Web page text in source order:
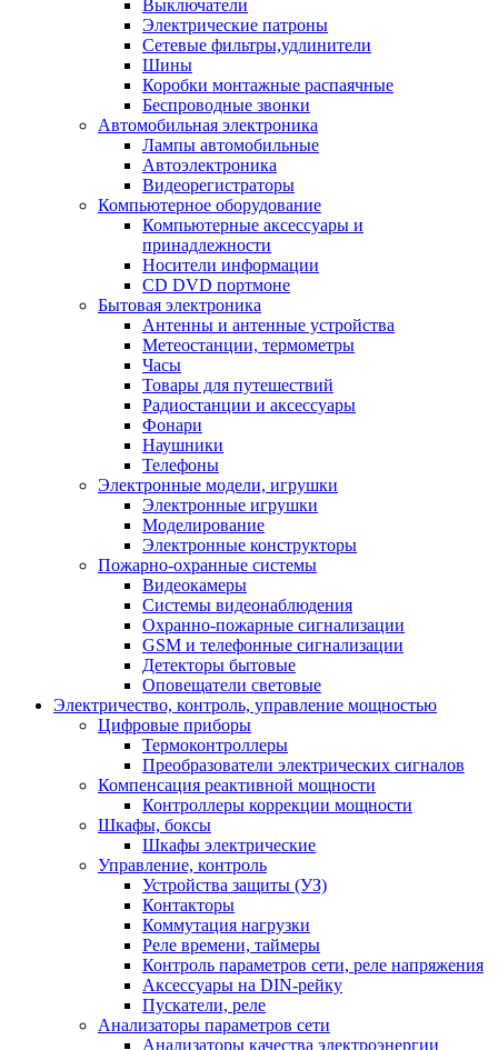
Выключатели
Электрические патроны
Сетевые фильтры,удлинители
Шины
Коробки монтажные распаячные
Беспроводные звонки
Автомобильная электроника
Лампы автомобильные
Автоэлектроника
Видеорегистраторы
Компьютерное оборудование
Компьютерные аксессуары и
принадлежности
Носители информации
CD DVD портмоне
Бытовая электроника
Антенны и антенные устройства
Метеостанции, термометры
Часы
Товары для путешествий
Радиостанции и аксессуары
Фонари
Наушники
Телефоны
Электронные модели, игрушки
Электронные игрушки
Моделирование
Электронные конструкторы
Пожарно-охранные системы
Видеокамеры
Системы видеонаблюдения
Охранно-пожарные сигнализации
GSM и телефонные сигнализации
Детекторы бытовые
Оповещатели световые
Электричество, контроль, управление мощностью
Цифровые приборы
Термоконтроллеры
Преобразователи электрических сигналов
Компенсация реактивной мощности
Контроллеры коррекции мощности
Шкафы, боксы
Шкафы электрические
Управление, контроль
Устройства защиты (УЗ)
Контакторы
Коммутация нагрузки
Реле времени, таймеры
Контроль параметров сети, реле напряжения
Аксессуары на DIN-рейку
Пускатели, реле
Анализаторы параметров сети
Анализаторы качества электроэнергии